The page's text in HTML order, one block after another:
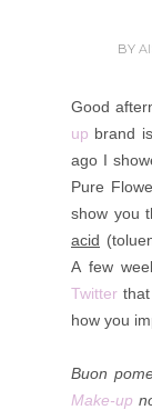
BY
Good
up brand
ago I
Pure
show you
acid
A few
Twitter
how you
Buon
Make-up